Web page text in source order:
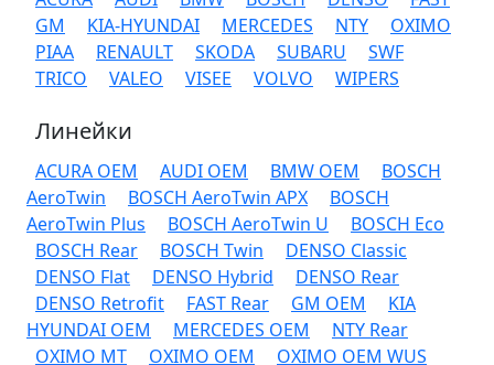
GM
KIA-HYUNDAI MERCEDES NTY
OXIMO
PIAA
RENAULT SKODA SUBARU
SWF
TRICO
VALEO VISEE VOLVO WIPERS
Линейки
ACURA OEM AUDI OEM BMW OEM
BOSCH
AeroTwin
BOSCH AeroTwin APX
BOSCH
AeroTwin Plus
BOSCH AeroTwin U
BOSCH Eco
BOSCH Rear
BOSCH Twin
DENSO Classic
DENSO Flat
DENSO Hybrid
DENSO Rear
DENSO Retrofit
FAST Rear GM OEM
KIA
HYUNDAI OEM
MERCEDES OEM
NTY Rear
OXIMO MT
OXIMO OEM
OXIMO OEM WUS